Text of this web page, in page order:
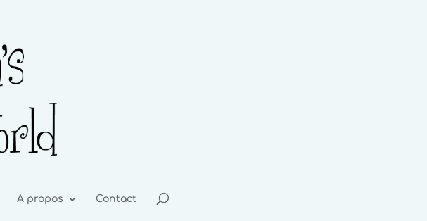
A propos Contact